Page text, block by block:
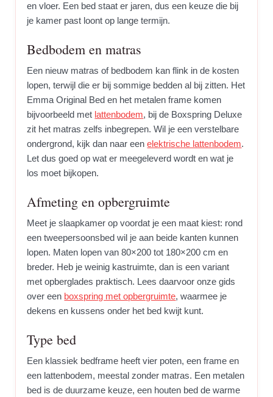
en vloer. Een bed staat er jaren, dus een keuze die bij
je kamer past loont op lange termijn.
Bedbodem en matras
Een nieuw matras of bedbodem kan flink in de kosten
lopen, terwijl die er bij sommige bedden al bij zitten. Het
Emma Original Bed en het metalen frame komen
bijvoorbeeld met lattenbodem, bij de Boxspring Deluxe
zit het matras zelfs inbegrepen. Wil je een verstelbare
ondergrond, kijk dan naar eenelektrische lattenbodem.
Let dus goed op wat er meegeleverd wordt en wat je
los moet bijkopen.
Afmeting en opbergruimte
Meet je slaapkamer op voordat je een maat kiest: rond
een tweepersoonsbed wil je aan beide kanten kunnen
lopen. Maten lopen van 80×200 tot 180×200 cm en
breder. Heb je weinig kastruimte, dan is een variant
met opberglades praktisch. Lees daarvoor onze gids
over een boxspring met opbergruimte, waarmee je
dekens en kussens onder het bed kwijt kunt.
Type bed
Een klassiek bedframe heeft vier poten, een frame en
een lattenbodem, meestal zonder matras. Een metalen
bed is de duurzame keuze, een houten bed de warme